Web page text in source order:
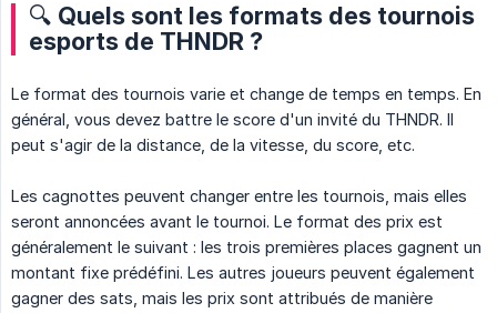
🔍 Quels sont les formats des tournois
esports de THNDR ?
Le format des tournois varie et change de temps en temps. En
général, vous devez battre le score d'un invité du THNDR. Il
peut s'agir de la distance, de la vitesse, du score, etc.
Les cagnottes peuvent changer entre les tournois, mais elles
seront annoncées avant le tournoi. Le format des prix est
généralement le suivant : les trois premières places gagnent un
montant fixe prédéfini. Les autres joueurs peuvent également
gagner des sats, mais les prix sont attribués de manière